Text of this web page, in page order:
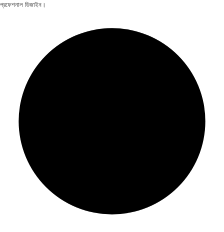
প্রফেশনাল ডিজাইন।